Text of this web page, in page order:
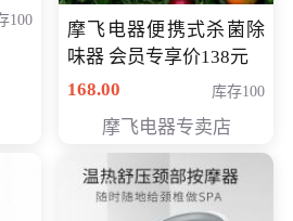
100
摩飞电器便携式杀菌除
味器 会员专享价138元
168.00
库存100
摩飞电器专卖店